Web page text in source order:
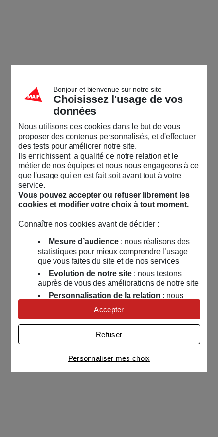
Bonjour et bienvenue sur notre site
Choisissez l'usage de vos
données
Nous utilisons des cookies dans le but de vous
proposer des contenus personnalisés, et d'effectuer
des tests pour améliorer notre site.
Ils enrichissent la qualité de notre relation et le
métier de nos équipes et nous nous engageons à ce
que l'usage qui en est fait soit avant tout à votre
service.
Vous pouvez accepter ou refuser librement les
cookies et modifier votre choix à tout moment.
Connaître nos cookies avant de décider :
Mesure d’audience: nous réalisons des
statistiques pour mieux comprendre l’usage
que vous faites du site et de nos services
Evolution de notre site: nous testons
auprès de vous des améliorations de notre site
Personnalisation de la relation : nous
nous servons de cookies pour adapter nos
contenus et personnaliser nos offres
Univers publicitaire: nous utilisons avec
nos partenaires des cookies pour afficher des
publicités personnalisées
Connaître notre politique cookies et la liste de nos
partenaires
Personnaliser mes choix
Refuser
Accepter